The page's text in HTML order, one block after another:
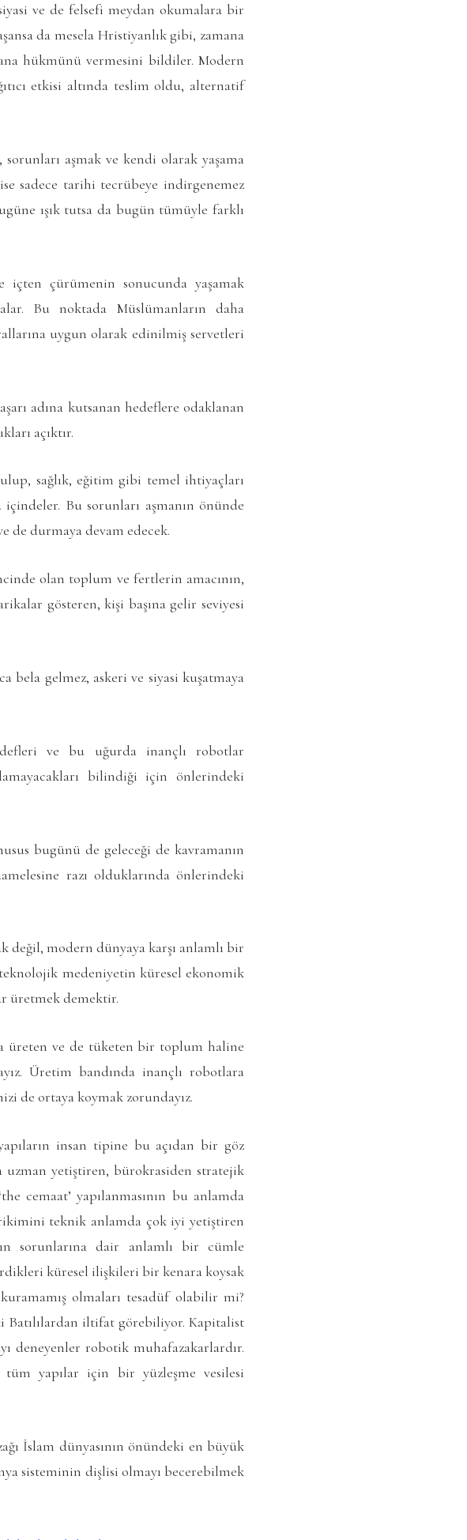
ve de felsefi meydan okumalara bir
da mesela Hristiyanlık gibi, zamana
hükmünü vermesini bildiler. Modern
etkisi altında teslim oldu, alternatif
aşmak ve kendi olarak yaşama
sadece tarihi tecrübeye indirgenemez
ışık tutsa da bugün tümüyle farklı
içten çürümenin sonucunda yaşamak
Bu noktada Müslümanların daha
uygun olarak edinilmiş servetleri
adına kutsanan hedeflere odaklanan
açıktır.
sağlık, eğitim gibi temel ihtiyaçları
Bu sorunları aşmanın önünde
de durmaya devam edecek.
olan toplum ve fertlerin amacının,
gösteren, kişi başına gelir seviyesi
bela gelmez, askeri ve siyasi kuşatmaya
ve bu uğurda inançlı robotlar
bilindiği için önlerindeki
bugünü de geleceği de kavramanın
razı olduklarında önlerindeki
değil, modern dünyaya karşı anlamlı bir
medeniyetin küresel ekonomik
üretmek demektir.
üreten ve de tüketen bir toplum haline
Üretim bandında inançlı robotlara
de ortaya koymak zorundayız.
insan tipine bu açıdan bir göz
uzman yetiştiren, bürokrasiden stratejik
cemaat’ yapılanmasının bu anlamda
teknik anlamda çok iyi yetiştiren
sorunlarına dair anlamlı bir cümle
küresel ilişkileri bir kenara koysak
olmaları tesadüf olabilir mi?
Batılılardan iltifat görebiliyor. Kapitalist
deneyenler robotik muhafazakarlardır.
tüm yapılar için bir yüzleşme vesilesi
İslam dünyasının önündeki en büyük
sisteminin dişlisi olmayı becerebilmek